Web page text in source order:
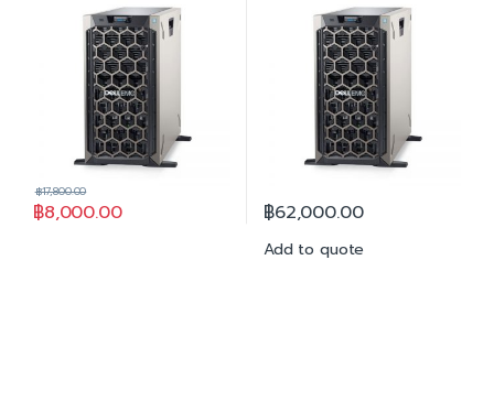
฿8,000.00
฿17,800.00
฿62,000.00
Add to quote